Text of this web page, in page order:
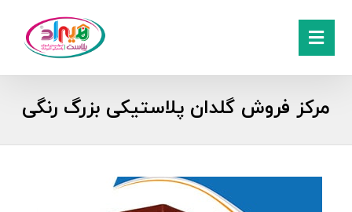
مرکز فروش گلدان پلاستیکی بزرگ رنگی